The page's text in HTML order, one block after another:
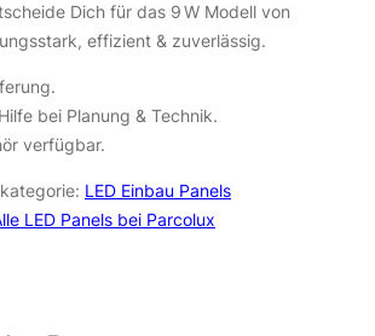
Dich für das 9 W Modell von
effizient & zuverlässig.
bei Planung & Technik.
verfügbar.
LED Einbau Panels
LED Panels bei Parcolux